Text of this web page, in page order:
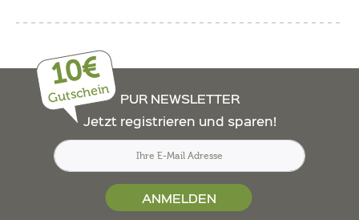
10€
Gutschein
PUR NEWSLETTER
Jetzt registrieren und sparen!
ANMELDEN